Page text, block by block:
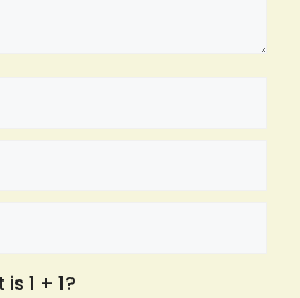
1 + 1?